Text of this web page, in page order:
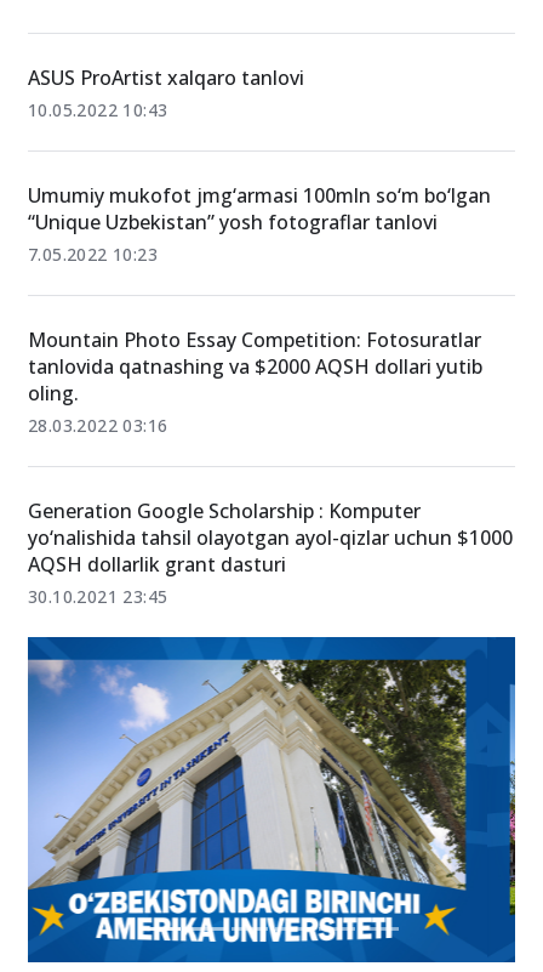
ASUS ProArtist xalqaro tanlovi
10.05.2022 10:43
Umumiy mukofot jmg‘armasi 100mln so‘m bo‘lgan
“Unique Uzbekistan” yosh fotograflar tanlovi
7.05.2022 10:23
Mountain Photo Essay Competition: Fotosuratlar
tanlovida qatnashing va $2000 AQSH dollari yutib
oling.
28.03.2022 03:16
Generation Google Scholarship : Komputer
yo‘nalishida tahsil olayotgan ayol-qizlar uchun $1000
AQSH dollarlik grant dasturi
30.10.2021 23:45